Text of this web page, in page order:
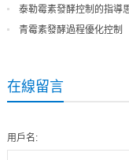
泰勒霉素發酵控制的指導
青霉素發酵過程優化控制
在線留言
用戶名: